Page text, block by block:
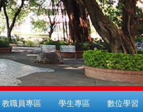
教職員專區 學生專區 數位學習